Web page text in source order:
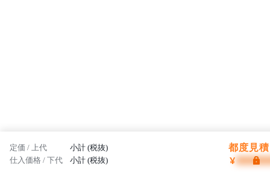
定価 / 上代 小計 (税抜) 都度見
仕入価格 / 下代 小計 (税抜) ¥